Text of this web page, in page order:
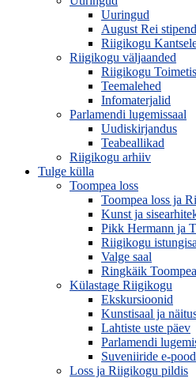
Uuringud
August Rei
Riigikogu
Riigikogu väljaanded
Riigikogu
Teemalehed
Infomaterjalid
Parlamendi lugemissaal
Uudiskirjandus
Teabeallikad
Riigikogu arhiiv
Tulge külla
Toompea loss
Toompea loss ja
Kunst ja
Pikk Hermann ja
Riigikogu
Valge saal
Ringkäik
Külastage Riigikogu
Ekskursioonid
Kunstisaal ja
Lahtiste uste päev
Parlamendi
Suveniiride e-pood
Loss ja Riigikogu pildis